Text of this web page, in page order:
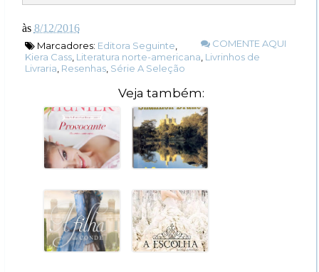
às 8/12/2016
COMENTE AQUI
Marcadores: Editora Seguinte,
Kiera Cass, Literatura norte-americana, Livrinhos de
Livraria, Resenhas, Série A Seleção
Veja também: